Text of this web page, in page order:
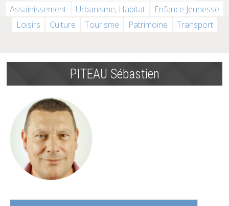
Assainissement
Urbanisme, Habitat
Enfance Jeunesse
Loisirs
Culture Tourisme Patrimoine Transport
PITEAU Sébastien